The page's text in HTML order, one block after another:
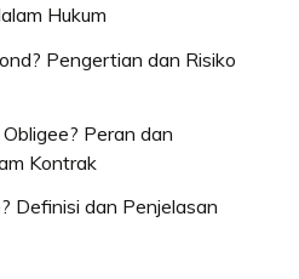
Hukum
Pengertian dan Risiko
Peran dan
Kontrak
Definisi dan Penjelasan